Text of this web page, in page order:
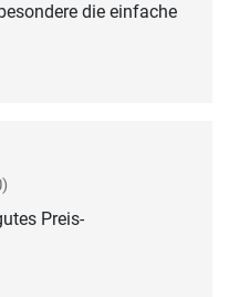
die einfache
Preis-